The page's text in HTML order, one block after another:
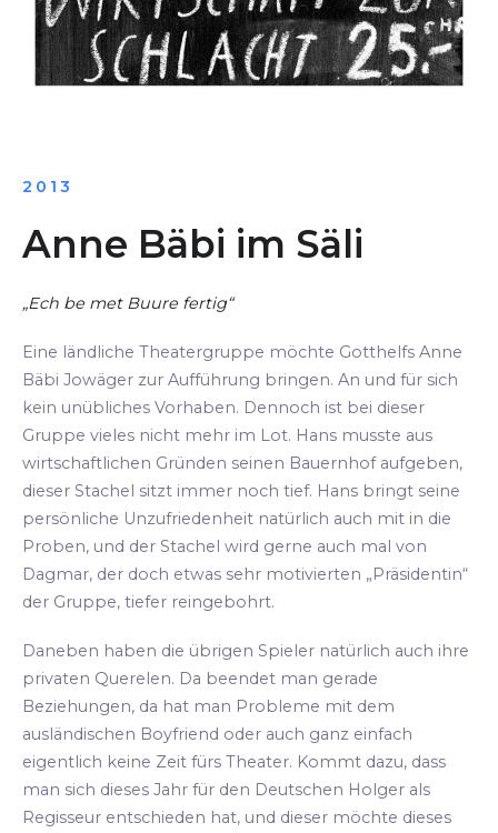
2013
Anne Bäbi im Säli
„Ech be met Buure fertig“
Eine ländliche Theatergruppe möchte Gotthelfs Anne
Bäbi Jowäger zur Aufführung bringen. An und für sich
kein unübliches Vorhaben. Dennoch ist bei dieser
Gruppe vieles nicht mehr im Lot. Hans musste aus
wirtschaftlichen Gründen seinen Bauernhof aufgeben,
dieser Stachel sitzt immer noch tief. Hans bringt seine
persönliche Unzufriedenheit natürlich auch mit in die
Proben, und der Stachel wird gerne auch mal von
Dagmar, der doch etwas sehr motivierten „Präsidentin“
der Gruppe, tiefer reingebohrt.
Daneben haben die übrigen Spieler natürlich auch ihre
privaten Querelen. Da beendet man gerade
Beziehungen, da hat man Probleme mit dem
ausländischen Boyfriend oder auch ganz einfach
eigentlich keine Zeit fürs Theater. Kommt dazu, dass
man sich dieses Jahr für den Deutschen Holger als
Regisseur entschieden hat, und dieser möchte dieses